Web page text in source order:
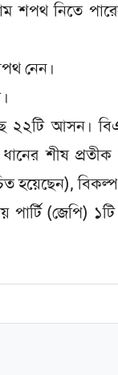
শপথ নিতে
নেন।
২২টি আসন।
শীষ প্রতীক
হয়েছেন), বিকল্প
পার্টি (জেপি)